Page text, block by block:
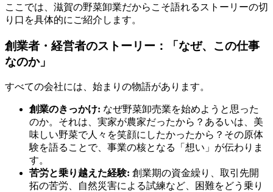
ここでは、滋賀の野菜卸業だからこそ語れるストーリーの切
り口を具体的にご紹介します。
創業者・経営者のストーリー：「なぜ、この仕事
なのか」
すべての会社には、始まりの物語があります。
創業のきっかけ: なぜ野菜卸売業を始めようと思った
のか。それは、実家が農家だったから？あるいは、美
味しい野菜で人々を笑顔にしたかったから？その原体
験を語ることで、事業の核となる「想い」が伝わりま
す。
苦労と乗り越えた経験: 創業期の資金繰り、取引先開
拓の苦労、自然災害による試練など、困難をどう乗り